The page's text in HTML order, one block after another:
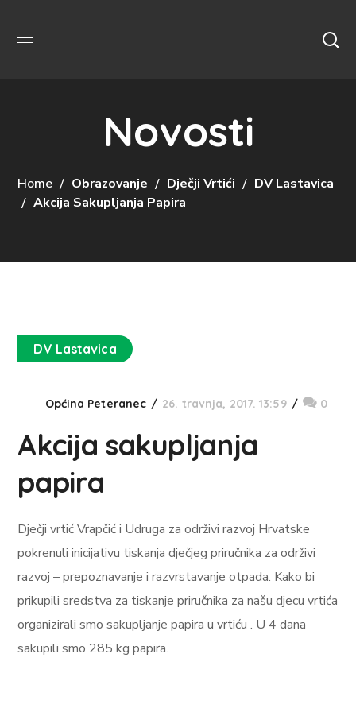
Novosti
Home Obrazovanje Dječji Vrtići
DV Lastavica
Akcija Sakupljanja Papira
DV Lastavica
Općina Peteranec 26. travnja, 2017. 13:59 0
Akcija sakupljanja
papira
Dječji vrtić Vrapčić i Udruga za održivi razvoj Hrvatske
pokrenuli inicijativu tiskanja dječjeg priručnika za održivi
razvoj – prepoznavanje i razvrstavanje otpada. Kako bi
prikupili sredstva za tiskanje priručnika za našu djecu vrtića
organizirali smo sakupljanje papira u vrtiću . U 4 dana
sakupili smo 285 kg papira.